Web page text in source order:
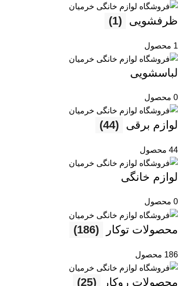
ظرفشویی (1)
1 محصول
لباسشویی
0 محصول
لوازم برقی (44)
44 محصول
لوازم خانگی
0 محصول
محصولات توکار (186)
186 محصول
محصولات روکار (25)